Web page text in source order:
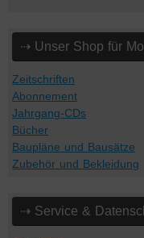
⇢ Unser Shop für
Zeitschriften
Abonnement
Jahrgang-CDs
Bücher
Baupläne und Bausätze
Zubehör und Bekleidung
⇢ Service &